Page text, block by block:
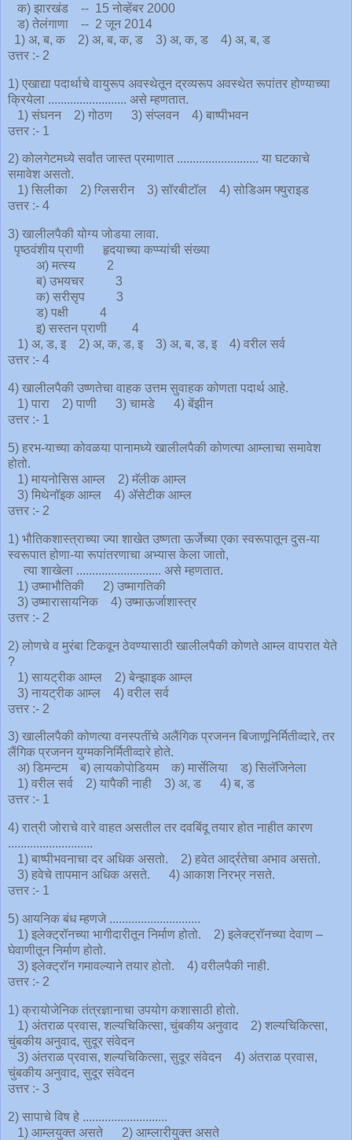
क) झारखंड -- 15 नोव्हेंबर 2000
ड) तेलंगाणा -- 2 जून 2014
1) अ, ब, क 2) अ, ब, क, ड 3) अ, क, ड 4) अ, ब, ड
उत्तर :- 2
1) एखाद्या पदार्थाचे वायुरूप अवस्थेतून द्रव्यरूप अवस्थेत रूपांतर होण्याच्या
क्रियेला ......................... असे म्हणतात.
1) संघनन 2) गोठण 3) संप्लवन 4) बाष्पीभवन
उत्तर :- 1
2) कोलगेटमध्ये सर्वांत जास्त प्रमाणात .......................... या घटकाचे
समावेश असतो.
1) सिलीका 2) ग्लिसरीन 3) सॉरबीटॉल 4) सोडिअम फ्युराइड
उत्तर :- 4
3) खालीलपैकी योग्य जोडया लावा.
पृष्ठवंशीय प्राणी हृदयाच्या कप्प्यांची संख्या
अ) मत्स्य 2
ब) उभयचर 3
क) सरीसृप 3
ड) पक्षी 4
इ) सस्तन प्राणी 4
1) अ, ड, इ 2) अ, क, ड, इ 3) अ, ब, ड, इ 4) वरील सर्व
उत्तर :- 4
4) खालीलपैकी उष्णतेचा वाहक उत्तम सुवाहक कोणता पदार्थ आहे.
1) पारा 2) पाणी 3) चामडे 4) बेंझीन
उत्तर :- 1
5) हरभ-याच्या कोवळया पानामध्ये खालीलपैकी कोणत्या आम्लाचा समावेश
होतो.
1) मायनोसिस आम्ल 2) मॅलीक आम्ल
3) मिथेनॉइक आम्ल 4) ॲसेटीक आम्ल
उत्तर :- 2
1) भौतिकशास्त्राच्या ज्या शाखेत उष्णता ऊर्जेच्या एका स्वरूपातून दुस-या
स्वरूपात होणा-या रूपांतरणाचा अभ्यास केला जातो,
त्या शाखेला ........................... असे म्हणतात.
1) उष्माभौतिकी 2) उष्मागतिकी
3) उष्मारासायनिक 4) उष्माऊर्जाशास्त्र
उत्तर :- 2
2) लोणचे व मुरंबा टिकवून ठेवण्यासाठी खालीलपैकी कोणते आम्ल वापरात येते
?
1) सायट्रीक आम्ल 2) बेन्झाइक आम्ल
3) नायट्रीक आम्ल 4) वरील सर्व
उत्तर :- 2
3) खालीलपैकी कोणत्या वनस्पतींचे अलैंगिक प्रजनन बिजाणूनिर्मितीव्दारे, तर
लैंगिक प्रजनन युग्मकनिर्मितीव्दारे होते.
अ) डिमन्टम ब) लायकोपोडियम क) मार्सेलिया ड) सिलॅजिनेला
1) वरील सर्व 2) यापैकी नाही 3) अ, ड 4) ब, ड
उत्तर :- 1
4) रात्री जोराचे वारे वाहत असतील तर दवबिंदू तयार होत नाहीत कारण
...........................
1) बाष्पीभवनाचा दर अधिक असतो. 2) हवेत आर्द्रतेचा अभाव असतो.
3) हवेचे तापमान अधिक असते. 4) आकाश निरभ्र नसते.
उत्तर :- 1
5) आयनिक बंध म्हणजे .............................
1) इलेक्ट्रॉनच्या भागीदारीतून निर्माण होतो. 2) इलेक्ट्रॉनच्या देवाण –
घेवाणीतून निर्माण होतो.
3) इलेक्ट्रॉन गमावल्याने तयार होतो. 4) वरीलपैकी नाही.
उत्तर :- 2
1) क्रायोजेनिक तंत्रज्ञानाचा उपयोग कशासाठी होतो.
1) अंतराळ प्रवास, शल्यचिकित्सा, चुंबकीय अनुवाद 2) शल्यचिकित्सा,
चुंबकीय अनुवाद, सुदूर संवेदन
3) अंतराळ प्रवास, शल्यचिकित्सा, सुदूर संवेदन 4) अंतराळ प्रवास,
चुंबकीय अनुवाद, सुदूर संवेदन
उत्तर :- 3
2) सापाचे विष हे ...........................
1) आम्लयुक्त असते 2) आम्लारीयुक्त असते